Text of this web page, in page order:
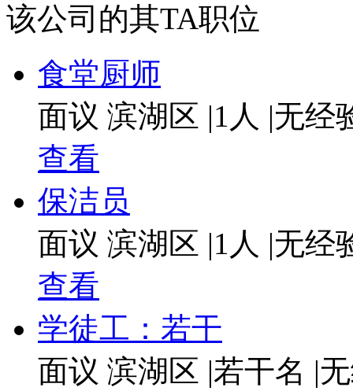
佳科拥有一批精密模具行业的一流专业技术人才，同时拥
理的加工手段，成功实现了从CAD到CAM的技术革命，同时
我们热忱希望与各界人士携手合作，共展宏图，共创辉煌。
该公司的其TA职位
食堂厨师
面议 滨湖区 |1人 |无经
查看
保洁员
面议 滨湖区 |1人 |无经
查看
学徒工：若干
面议 滨湖区 |若干名 |